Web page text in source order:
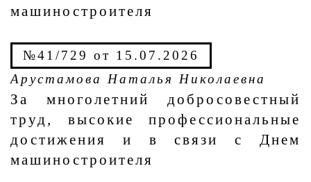
машиностроителя
№41/729 от 15.07.2026
Арустамова Наталья Николаевна
За многолетний добросовестный
труд, высокие профессиональные
достижения и в связи с Днем
машиностроителя